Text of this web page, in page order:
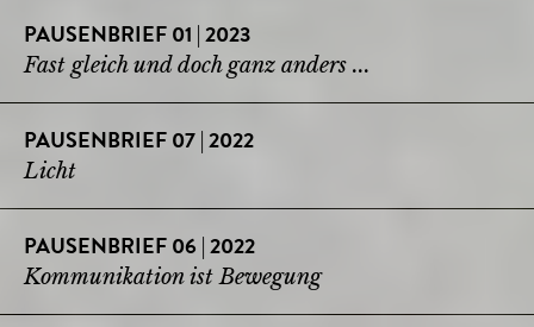
PAUSENBRIEF 01 | 2023
Fast gleich und doch ganz anders ...
PAUSENBRIEF 07 | 2022
Licht
PAUSENBRIEF 06 | 2022
Kommunikation ist Bewegung